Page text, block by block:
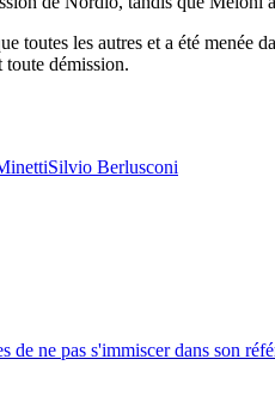
toutes les autres et a été menée
toute démission.
Silvio Berlusconi
ne pas s'immiscer dans son